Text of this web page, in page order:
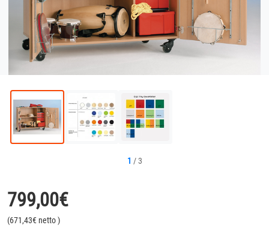
1 /3
799,00€
(671,43€ netto)